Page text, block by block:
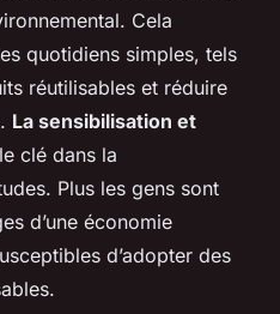
Cela
quotidiens simples, tels
réutilisables et réduire
La sensibilisation et
clé dans la
Plus les gens sont
d’une économie
d’adopter des